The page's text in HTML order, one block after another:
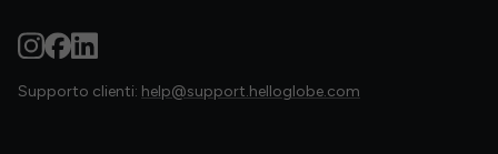
Supporto clienti: help@support.helloglobe.com